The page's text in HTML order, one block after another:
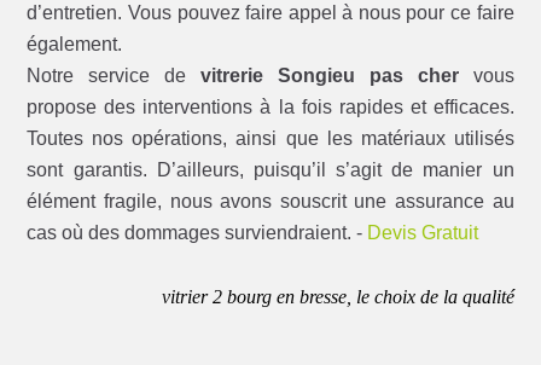
d’entretien. Vous pouvez faire appel à nous pour ce faire
également.
Notre service devitrerie Songieu pas chervous
propose des interventions à la fois rapides et efficaces.
Toutes nos opérations, ainsi que les matériaux utilisés
sont garantis. D’ailleurs, puisqu’il s’agit de manier un
élément fragile, nous avons souscrit une assurance au
cas où des dommages surviendraient. - Devis Gratuit
vitrier 2 bourg en bresse, le choix de la qualité